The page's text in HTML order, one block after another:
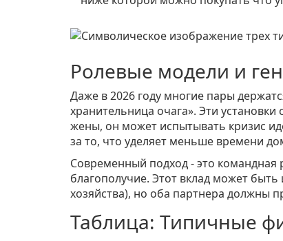
Ролевые модели и
Даже в 2026 году многие пары
хранительница очага». Эти
жены, он может испытывать кризис
за то, что уделяет меньше времени
Современный подход - это командная
благополучие. Этот вклад может
хозяйства), но оба партнера должны
Таблица: Типичные